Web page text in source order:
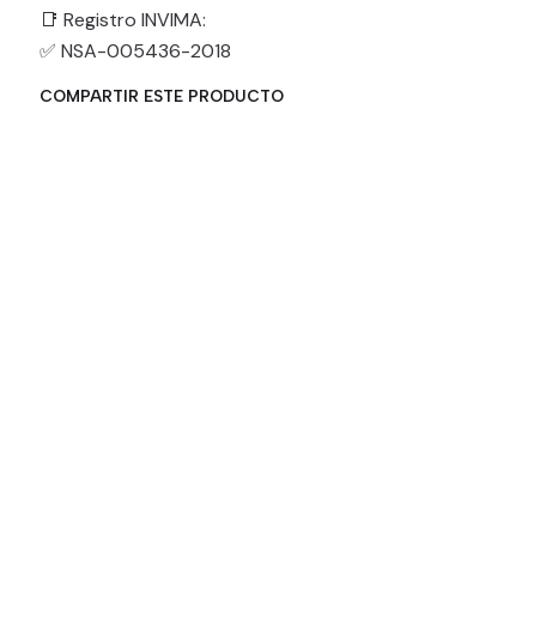
📑 Registro INVIMA:
✅ NSA-005436-2018
COMPARTIR ESTE PRODUCTO